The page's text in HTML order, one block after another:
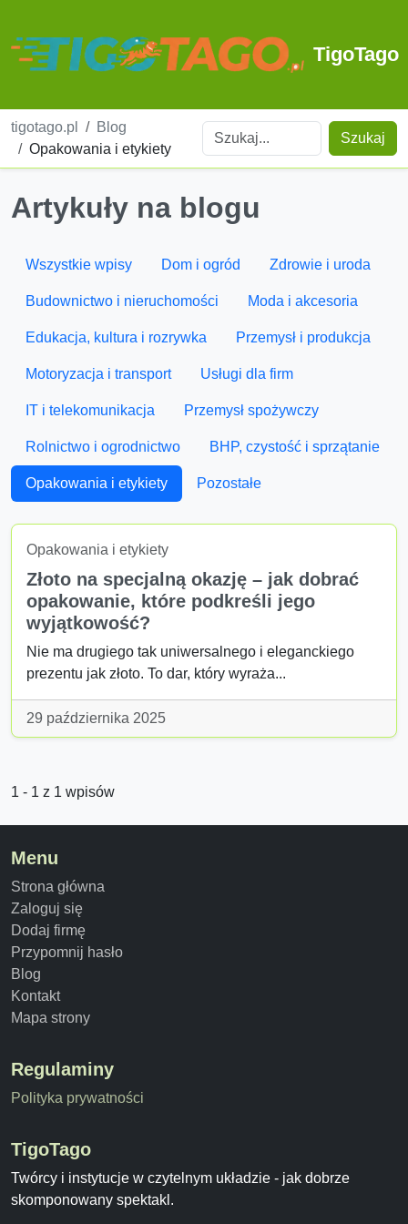
TigoTago
tigotago.pl
Blog
Opakowania i etykiety
Szukaj
Artykuły na blogu
Wszystkie wpisy Dom i ogród Zdrowie i uroda
Budownictwo i nieruchomości Moda i akcesoria
Edukacja, kultura i rozrywka Przemysł i produkcja
Motoryzacja i transport Usługi dla firm
IT i telekomunikacja Przemysł spożywczy
Rolnictwo i ogrodnictwo BHP, czystość i sprzątanie
Opakowania i etykiety Pozostałe
Opakowania i etykiety
Złoto na specjalną okazję – jak dobrać
opakowanie, które podkreśli jego
wyjątkowość?
Nie ma drugiego tak uniwersalnego i eleganckiego
prezentu jak złoto. To dar, który wyraża...
29 października 2025
1 - 1 z 1 wpisów
Menu
Strona główna
Zaloguj się
Dodaj firmę
Przypomnij hasło
Blog
Kontakt
Mapa strony
Regulaminy
Polityka prywatności
TigoTago
Twórcy i instytucje w czytelnym układzie - jak dobrze
skomponowany spektakl.